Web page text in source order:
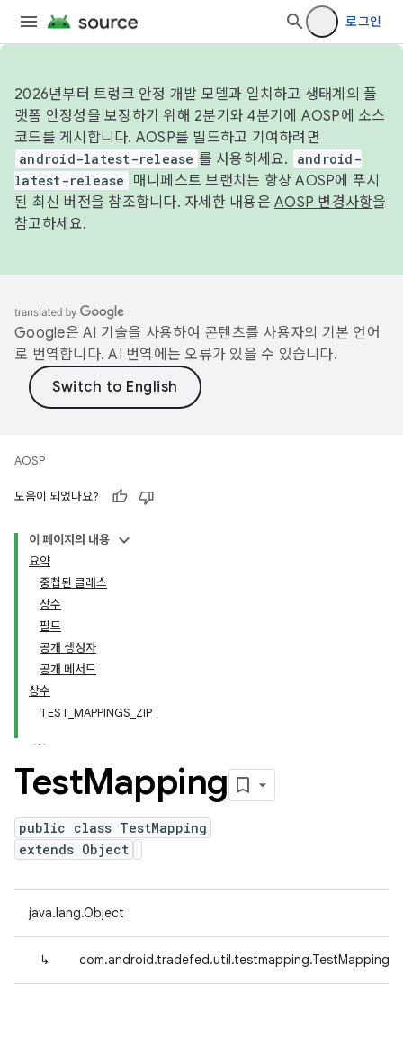
로그인
2026년부터 트렁크 안정 개발 모델과 일치하고 생태계의 플
랫폼 안정성을 보장하기 위해 2분기와 4분기에 AOSP에 소스
코드를 게시합니다. AOSP를 빌드하고 기여하려면
android-latest-release 를 사용하세요.
android-
latest-release
매니페스트 브랜치는 항상 AOSP에 푸시
된 최신 버전을 참조합니다. 자세한 내용은 AOSP 변경사항을
참고하세요.
Google은 AI 기술을 사용하여 콘텐츠를 사용자의 기본 언어
로 번역합니다. AI 번역에는 오류가 있을 수 있습니다.
AOSP
도움이 되었나요?
이 페이지의 내용
요약
중첩된 클래스
상수
필드
공개 생성자
공개 메서드
상수
TEST_MAPPINGS_ZIP
TestMapping
public class TestMapping
extends Object
java.lang.Object
↳ com.android.tradefed.util.testmapping.TestMapping